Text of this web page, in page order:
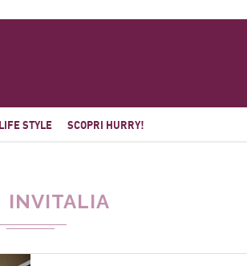
LIFE STYLE SCOPRI HURRY!
INVITALIA